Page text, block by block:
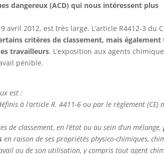
dangereux (ACD) qui nous intéressent plus
avril 2012, est très large. L’article R4412-3 du
critères de classement, mais
travailleurs. L’exposition aux agents
pénible.
est :
à l’article R. 4411-6 ou par le règlement (CE)
de classement, en l’état ou au sein d’un mélange,
en raison de ses propriétés physico-chimiques,
ou de son utilisation, y compris tout agent